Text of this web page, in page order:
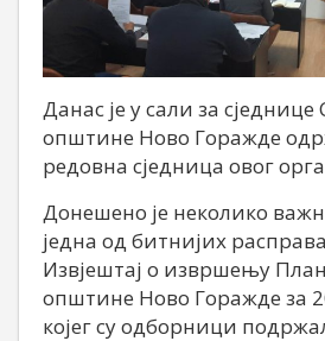
Данас је у сали за
општине Ново Горажде
редовна сједница овог
Донешено је неколико
једна од битнијих
Извјештај о извршењу
општине Ново Горажде за
којег су одборници